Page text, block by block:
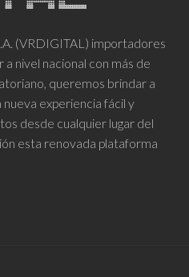
(VRDIGITAL) importadores
nivel nacional con más de
queremos brindar a
experiencia fácil y
desde cualquier lugar del
esta renovada plataforma